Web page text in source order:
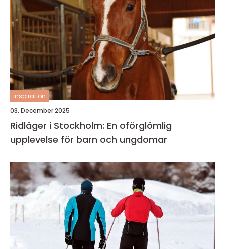
inspiration
03. December 2025
Ridläger i Stockholm: En oförglömlig
upplevelse för barn och ungdomar